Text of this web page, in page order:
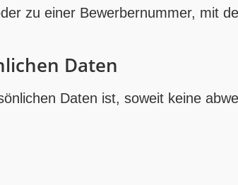
zu einer Bewerbernummer, mit
Daten
Daten ist, soweit keine